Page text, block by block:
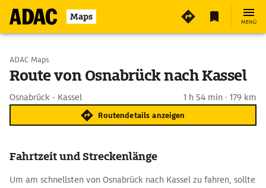
Maps MENÜ
Start wählen
ADAC Maps
Route von Osnabrück nach Kassel
Osnabrück - Kassel 1 h 54 min · 179 km
Routendetails anzeigen
Fahrtzeit und Streckenlänge
Um am schnellsten von Osnabrück nach Kassel zu fahren, sollte